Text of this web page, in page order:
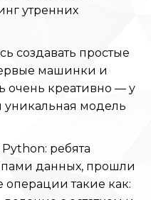
утренних
создавать простые
машинки и
очень креативно — у
уникальная модель
ребята
данных, прошли
такие как: